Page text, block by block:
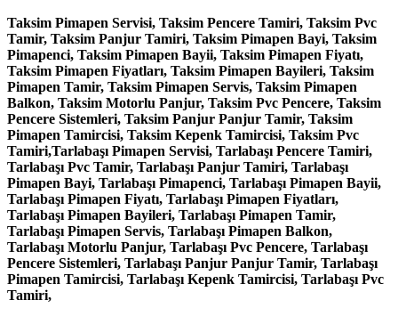
Taksim Pimapen Servisi, Taksim Pencere Tamiri, Taksim Pvc
Tamir, Taksim Panjur Tamiri, Taksim Pimapen Bayi, Taksim
Pimapenci, Taksim Pimapen Bayii, Taksim Pimapen Fiyatı,
Taksim Pimapen Fiyatları, Taksim Pimapen Bayileri, Taksim
Pimapen Tamir, Taksim Pimapen Servis, Taksim Pimapen
Balkon, Taksim Motorlu Panjur, Taksim Pvc Pencere, Taksim
Pencere Sistemleri, Taksim Panjur Panjur Tamir, Taksim
Pimapen Tamircisi, Taksim Kepenk Tamircisi, Taksim Pvc
Tamiri,Tarlabaşı Pimapen Servisi, Tarlabaşı Pencere Tamiri,
Tarlabaşı Pvc Tamir, Tarlabaşı Panjur Tamiri, Tarlabaşı
Pimapen Bayi, Tarlabaşı Pimapenci, Tarlabaşı Pimapen Bayii,
Tarlabaşı Pimapen Fiyatı, Tarlabaşı Pimapen Fiyatları,
Tarlabaşı Pimapen Bayileri, Tarlabaşı Pimapen Tamir,
Tarlabaşı Pimapen Servis, Tarlabaşı Pimapen Balkon,
Tarlabaşı Motorlu Panjur, Tarlabaşı Pvc Pencere, Tarlabaşı
Pencere Sistemleri, Tarlabaşı Panjur Panjur Tamir, Tarlabaşı
Pimapen Tamircisi, Tarlabaşı Kepenk Tamircisi, Tarlabaşı Pvc
Tamiri,